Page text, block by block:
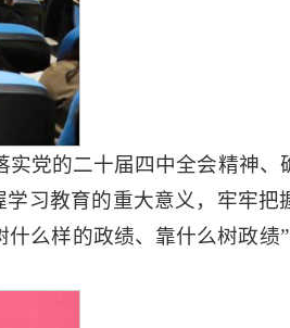
党的二十届四中全会精神、
习教育的重大意义，牢牢把
么样的政绩、靠什么树政绩